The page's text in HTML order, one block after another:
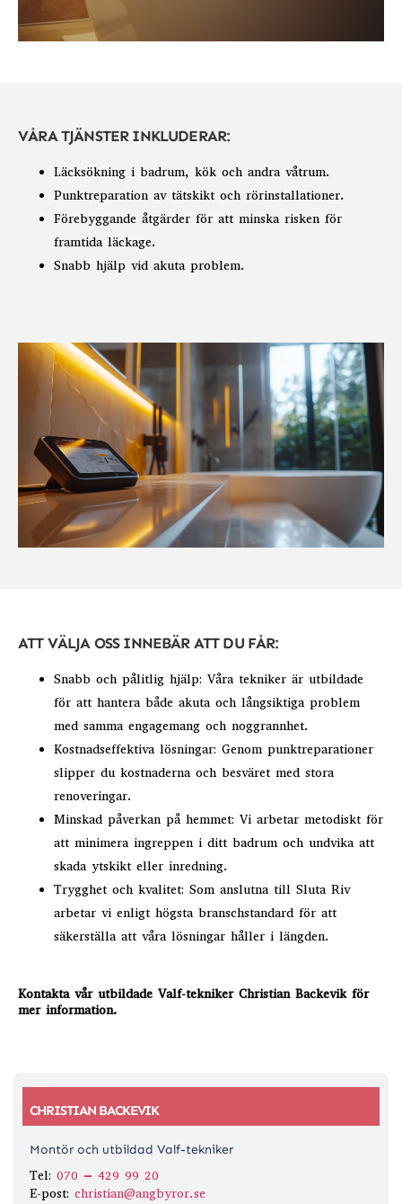
VÅRA TJÄNSTER INKLUDERAR:
Läcksökning i badrum, kök och andra våtrum.
Punktreparation av tätskikt och rörinstallationer.
Förebyggande åtgärder för att minska risken för
framtida läckage.
Snabb hjälp vid akuta problem.
ATT VÄLJA OSS INNEBÄR ATT DU FÅR:
Snabb och pålitlig hjälp: Våra tekniker är utbildade
för att hantera både akuta och långsiktiga problem
med samma engagemang och noggrannhet.
Kostnadseffektiva lösningar: Genom punktreparationer
slipper du kostnaderna och besväret med stora
renoveringar.
Minskad påverkan på hemmet: Vi arbetar metodiskt för
att minimera ingreppen i ditt badrum och undvika att
skada ytskikt eller inredning.
Trygghet och kvalitet: Som anslutna till Sluta Riv
arbetar vi enligt högsta branschstandard för att
säkerställa att våra lösningar håller i längden.
Kontakta vår utbildade Valf-tekniker Christian Backevik för
mer information.
CHRISTIAN BACKEVIK
Montör och utbildad Valf-tekniker
Tel: 070 – 429 99 20
E-post: christian@angbyror.se